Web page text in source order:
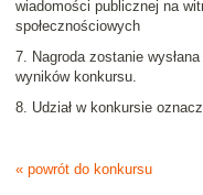
wiadomości publicznej na
społecznościowych
7. Nagroda zostanie
wyników konkursu.
8. Udział w konkursie
« powrót do konkursu